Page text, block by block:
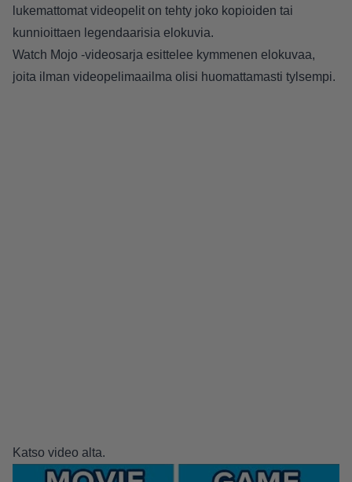
lukemattomat videopelit on tehty joko kopioiden tai
kunnioittaen legendaarisia elokuvia.
Watch Mojo -videosarja esittelee kymmenen elokuvaa,
joita ilman videopelimaailma olisi huomattamasti tylsempi.
Katso video alta.